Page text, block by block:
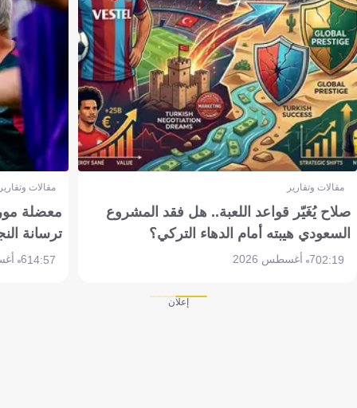
مقالات وتقارير
صلاح يُغَيّر قواعد اللعبة.. هل فقد المشروع
السعودي هيبته أمام الدهاء التركي؟
02:197 أغسطس 2026
مقالات
معضلة
ترسانة
14:576 أغسطس 2026
إعلان